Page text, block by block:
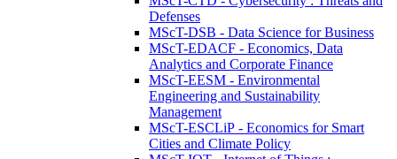
Defenses
MScT-DSB - Data Science for Business
MScT-EDACF - Economics, Data
Analytics and Corporate Finance
MScT-EESM - Environmental
Engineering and Sustainability
Management
MScT-ESCLiP - Economics for Smart
Cities and Climate Policy